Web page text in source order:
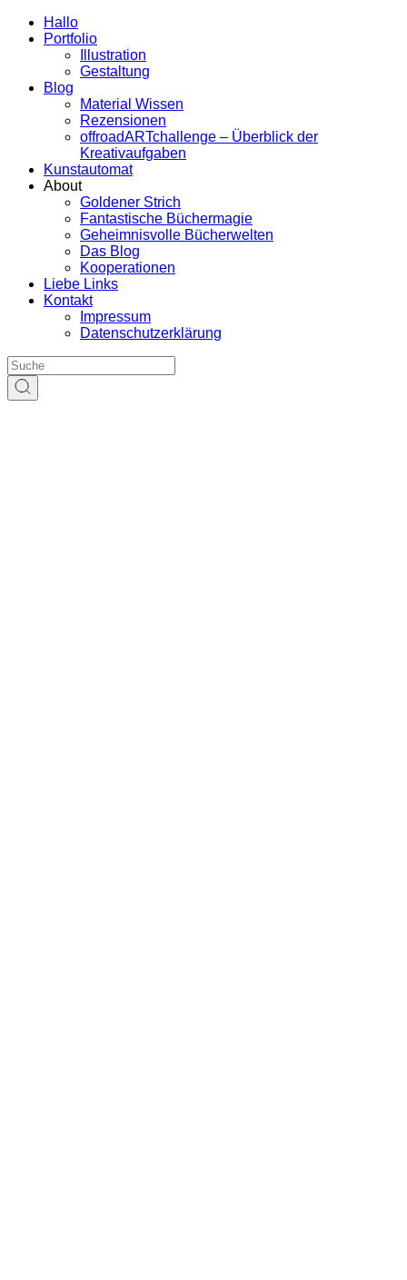
Hallo
Portfolio
Illustration
Gestaltung
Blog
Material Wissen
Rezensionen
offroadARTchallenge – Überblick der
Kreativaufgaben
Kunstautomat
About
Goldener Strich
Fantastische Büchermagie
Geheimnisvolle Bücherwelten
Das Blog
Kooperationen
Liebe Links
Kontakt
Impressum
Datenschutzerklärung